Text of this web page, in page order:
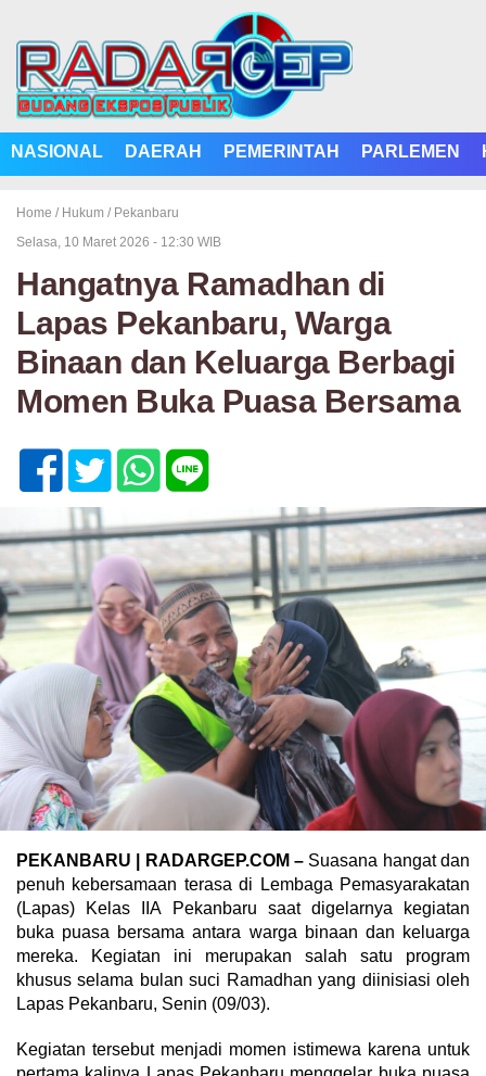
NASIONAL DAERAH PEMERINTAH PARLEMEN
Home / Hukum / Pekanbaru
Selasa, 10 Maret 2026 - 12:30 WIB
Hangatnya Ramadhan di
Lapas Pekanbaru, Warga
Binaan dan Keluarga Berbagi
Momen Buka Puasa Bersama
PEKANBARU | RADARGEP.COM – Suasana hangat dan
penuh kebersamaan terasa di Lembaga Pemasyarakatan
(Lapas) Kelas IIA Pekanbaru saat digelarnya kegiatan
buka puasa bersama antara warga binaan dan keluarga
mereka. Kegiatan ini merupakan salah satu program
khusus selama bulan suci Ramadhan yang diinisiasi oleh
Lapas Pekanbaru, Senin (09/03).
Kegiatan tersebut menjadi momen istimewa karena untuk